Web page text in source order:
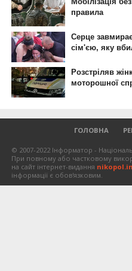
ГОЛОВНА
© 2007-2022 Інформатор -
При повному або частковому
на сайт інтернет-видання
інформації є обов'язковим.